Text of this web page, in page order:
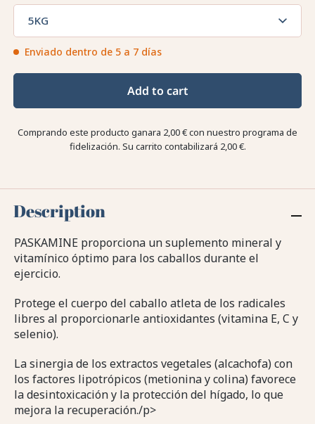
5KG
Enviado dentro de 5 a 7 días
Add to cart
Comprando este producto ganara 2,00 €con nuestro programa de
fidelización. Su carrito contabilizará 2,00 €.
Description
PASKAMINE proporciona un suplemento mineral y
vitamínico óptimo para los caballos durante el
ejercicio.
Protege el cuerpo del caballo atleta de los radicales
libres al proporcionarle antioxidantes (vitamina E, C y
selenio).
La sinergia de los extractos vegetales (alcachofa) con
los factores lipotrópicos (metionina y colina) favorece
la desintoxicación y la protección del hígado, lo que
mejora la recuperación./p>